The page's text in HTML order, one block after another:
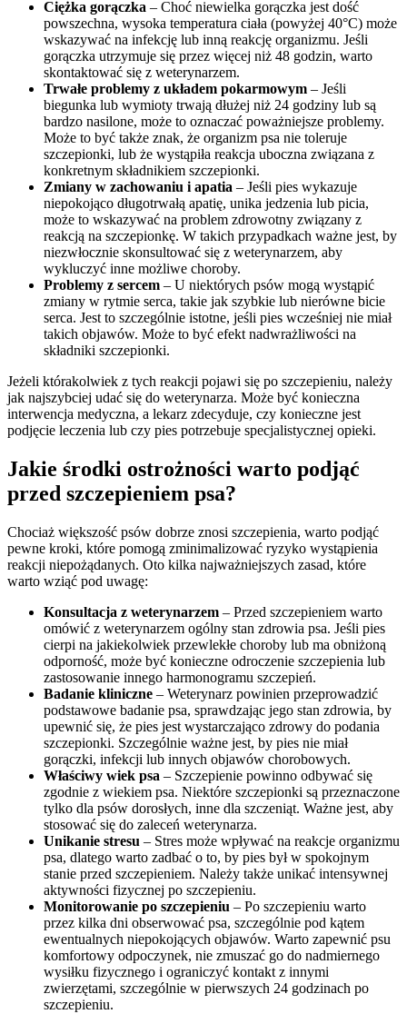
Ciężka gorączka – Choć niewielka gorączka jest dość
powszechna, wysoka temperatura ciała (powyżej 40°C) może
wskazywać na infekcję lub inną reakcję organizmu. Jeśli
gorączka utrzymuje się przez więcej niż 48 godzin, warto
skontaktować się z weterynarzem.
Trwałe problemy z układem pokarmowym – Jeśli
biegunka lub wymioty trwają dłużej niż 24 godziny lub są
bardzo nasilone, może to oznaczać poważniejsze problemy.
Może to być także znak, że organizm psa nie toleruje
szczepionki, lub że wystąpiła reakcja uboczna związana z
konkretnym składnikiem szczepionki.
Zmiany w zachowaniu i apatia – Jeśli pies wykazuje
niepokojąco długotrwałą apatię, unika jedzenia lub picia,
może to wskazywać na problem zdrowotny związany z
reakcją na szczepionkę. W takich przypadkach ważne jest, by
niezwłocznie skonsultować się z weterynarzem, aby
wykluczyć inne możliwe choroby.
Problemy z sercem – U niektórych psów mogą wystąpić
zmiany w rytmie serca, takie jak szybkie lub nierówne bicie
serca. Jest to szczególnie istotne, jeśli pies wcześniej nie miał
takich objawów. Może to być efekt nadwrażliwości na
składniki szczepionki.
Jeżeli którakolwiek z tych reakcji pojawi się po szczepieniu, należy
jak najszybciej udać się do weterynarza. Może być konieczna
interwencja medyczna, a lekarz zdecyduje, czy konieczne jest
podjęcie leczenia lub czy pies potrzebuje specjalistycznej opieki.
Jakie środki ostrożności warto podjąć
przed szczepieniem psa?
Chociaż większość psów dobrze znosi szczepienia, warto podjąć
pewne kroki, które pomogą zminimalizować ryzyko wystąpienia
reakcji niepożądanych. Oto kilka najważniejszych zasad, które
warto wziąć pod uwagę:
Konsultacja z weterynarzem – Przed szczepieniem warto
omówić z weterynarzem ogólny stan zdrowia psa. Jeśli pies
cierpi na jakiekolwiek przewlekłe choroby lub ma obniżoną
odporność, może być konieczne odroczenie szczepienia lub
zastosowanie innego harmonogramu szczepień.
Badanie kliniczne – Weterynarz powinien przeprowadzić
podstawowe badanie psa, sprawdzając jego stan zdrowia, by
upewnić się, że pies jest wystarczająco zdrowy do podania
szczepionki. Szczególnie ważne jest, by pies nie miał
gorączki, infekcji lub innych objawów chorobowych.
Właściwy wiek psa – Szczepienie powinno odbywać się
zgodnie z wiekiem psa. Niektóre szczepionki są przeznaczone
tylko dla psów dorosłych, inne dla szczeniąt. Ważne jest, aby
stosować się do zaleceń weterynarza.
Unikanie stresu – Stres może wpływać na reakcje organizmu
psa, dlatego warto zadbać o to, by pies był w spokojnym
stanie przed szczepieniem. Należy także unikać intensywnej
aktywności fizycznej po szczepieniu.
Monitorowanie po szczepieniu – Po szczepieniu warto
przez kilka dni obserwować psa, szczególnie pod kątem
ewentualnych niepokojących objawów. Warto zapewnić psu
komfortowy odpoczynek, nie zmuszać go do nadmiernego
wysiłku fizycznego i ograniczyć kontakt z innymi
zwierzętami, szczególnie w pierwszych 24 godzinach po
szczepieniu.